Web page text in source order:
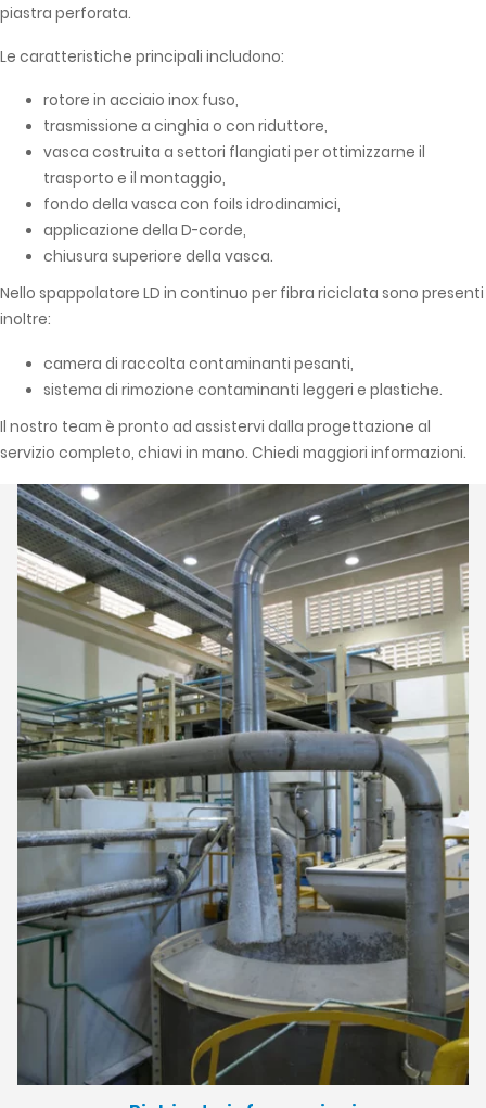
piastra perforata.
Le caratteristiche principali includono:
rotore in acciaio inox fuso,
trasmissione a cinghia o con riduttore,
vasca costruita a settori flangiati per ottimizzarne il
trasporto e il montaggio,
fondo della vasca con foils idrodinamici,
applicazione della D-corde,
chiusura superiore della vasca.
Nello spappolatore LD in continuo per fibra riciclata sono presenti
inoltre:
camera di raccolta contaminanti pesanti,
sistema di rimozione contaminanti leggeri e plastiche.
Il nostro team è pronto ad assistervi dalla progettazione al
servizio completo, chiavi in mano. Chiedi maggiori informazioni.